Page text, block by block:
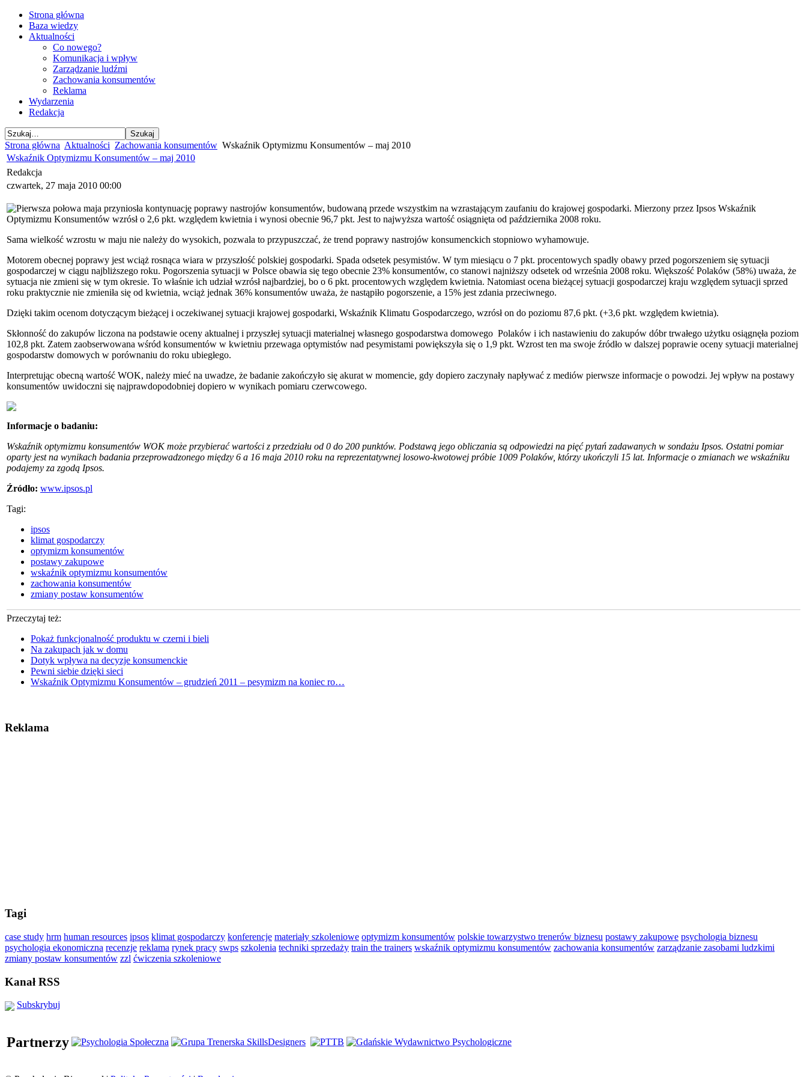
Strona główna
Baza wiedzy
Aktualności
Co nowego?
Komunikacja i wpływ
Zarządzanie ludźmi
Zachowania konsumentów
Reklama
Wydarzenia
Redakcja
Strona główna Aktualności Zachowania konsumentów Wskaźnik Optymizmu Konsumentów – maj 2010
Wskaźnik Optymizmu Konsumentów – maj 2010
Redakcja
czwartek, 27 maja 2010 00:00
Pierwsza połowa maja przyniosła kontynuację poprawy nastrojów konsumentów, budowaną przede wszystkim na wzrastającym zaufaniu do krajowej gospodarki. Mierzony przez Ipsos Wskaźnik
Optymizmu Konsumentów wzrósł o 2,6 pkt. względem kwietnia i wynosi obecnie 96,7 pkt. Jest to najwyższa wartość osiągnięta od października 2008 roku.
Sama wielkość wzrostu w maju nie należy do wysokich, pozwala to przypuszczać, że trend poprawy nastrojów konsumenckich stopniowo wyhamowuje.
Motorem obecnej poprawy jest wciąż rosnąca wiara w przyszłość polskiej gospodarki. Spada odsetek pesymistów. W tym miesiącu o 7 pkt. procentowych spadły obawy przed pogorszeniem się sytuacji
gospodarczej w ciągu najbliższego roku. Pogorszenia sytuacji w Polsce obawia się tego obecnie 23% konsumentów, co stanowi najniższy odsetek od września 2008 roku. Większość Polaków (58%) uważa, że
sytuacja nie zmieni się w tym okresie. To właśnie ich udział wzrósł najbardziej, bo o 6 pkt. procentowych względem kwietnia. Natomiast ocena bieżącej sytuacji gospodarczej kraju względem sytuacji sprzed
roku praktycznie nie zmieniła się od kwietnia, wciąż jednak 36% konsumentów uważa, że nastąpiło pogorszenie, a 15% jest zdania przeciwnego.
Dzięki takim ocenom dotyczącym bieżącej i oczekiwanej sytuacji krajowej gospodarki, Wskaźnik Klimatu Gospodarczego, wzrósł on do poziomu 87,6 pkt. (+3,6 pkt. względem kwietnia).
Skłonność do zakupów liczona na podstawie oceny aktualnej i przyszłej sytuacji materialnej własnego gospodarstwa domowego Polaków i ich nastawieniu do zakupów dóbr trwałego użytku osiągnęła poziom
102,8 pkt. Zatem zaobserwowana wśród konsumentów w kwietniu przewaga optymistów nad pesymistami powiększyła się o 1,9 pkt. Wzrost ten ma swoje źródło w dalszej poprawie oceny sytuacji materialnej
gospodarstw domowych w porównaniu do roku ubiegłego.
Interpretując obecną wartość WOK, należy mieć na uwadze, że badanie zakończyło się akurat w momencie, gdy dopiero zaczynały napływać z mediów pierwsze informacje o powodzi. Jej wpływ na postawy
konsumentów uwidoczni się najprawdopodobniej dopiero w wynikach pomiaru czerwcowego.
Informacje o badaniu:
Wskaźnik optymizmu konsumentów WOK może przybierać wartości z przedziału od 0 do 200 punktów. Podstawą jego obliczania są odpowiedzi na pięć pytań zadawanych w sondażu Ipsos. Ostatni pomiar
oparty jest na wynikach badania przeprowadzonego między 6 a 16 maja 2010 roku na reprezentatywnej losowo-kwotowej próbie 1009 Polaków, którzy ukończyli 15 lat. Informacje o zmianach we wskaźniku
podajemy za zgodą Ipsos.
Źródło: www.ipsos.pl
Tagi:
ipsos
klimat gospodarczy
optymizm konsumentów
postawy zakupowe
wskaźnik optymizmu konsumentów
zachowania konsumentów
zmiany postaw konsumentów
Przeczytaj też:
Pokaż funkcjonalność produktu w czerni i bieli
Na zakupach jak w domu
Dotyk wpływa na decyzje konsumenckie
Pewni siebie dzięki sieci
Wskaźnik Optymizmu Konsumentów – grudzień 2011 – pesymizm na koniec ro…
Reklama
Tagi
case study hrm human resources ipsos klimat gospodarczy konferencje materiały szkoleniowe optymizm konsumentów polskie towarzystwo trenerów biznesu postawy zakupowe psychologia biznesu
psychologia ekonomiczna recenzje reklama rynek pracy swps szkolenia techniki sprzedaży train the trainers wskaźnik optymizmu konsumentów zachowania konsumentów zarządzanie zasobami ludzkimi
zmiany postaw konsumentów zzl ćwiczenia szkoleniowe
Kanał RSS
Subskrybuj
Partnerzy